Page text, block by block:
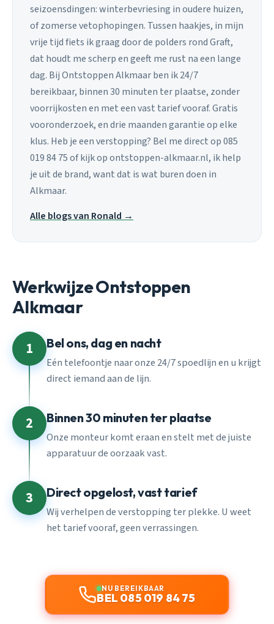
seizoensdingen: winterbevriesing in oudere huizen,
of zomerse vetophopingen. Tussen haakjes, in mijn
vrije tijd fiets ik graag door de polders rond Graft,
dat houdt me scherp en geeft me rust na een lange
dag. Bij Ontstoppen Alkmaar ben ik 24/7
bereikbaar, binnen 30 minuten ter plaatse, zonder
voorrijkosten en met een vast tarief vooraf. Gratis
vooronderzoek, en drie maanden garantie op elke
klus. Heb je een verstopping? Bel me direct op 085
019 84 75 of kijk op ontstoppen-alkmaar.nl, ik help
je uit de brand, want dat is wat buren doen in
Alkmaar.
Alle blogs van Ronald →
Werkwijze Ontstoppen
Alkmaar
1 Bel ons, dag en nacht
Eén telefoontje naar onze 24/7 spoedlijn en u krijgt
direct iemand aan de lijn.
2 Binnen 30 minuten ter plaatse
Onze monteur komt eraan en stelt met de juiste
apparatuur de oorzaak vast.
3 Direct opgelost, vast tarief
Wij verhelpen de verstopping ter plekke. U weet
het tarief vooraf, geen verrassingen.
NU BEREIKBAAR
BEL 085 019 84 75